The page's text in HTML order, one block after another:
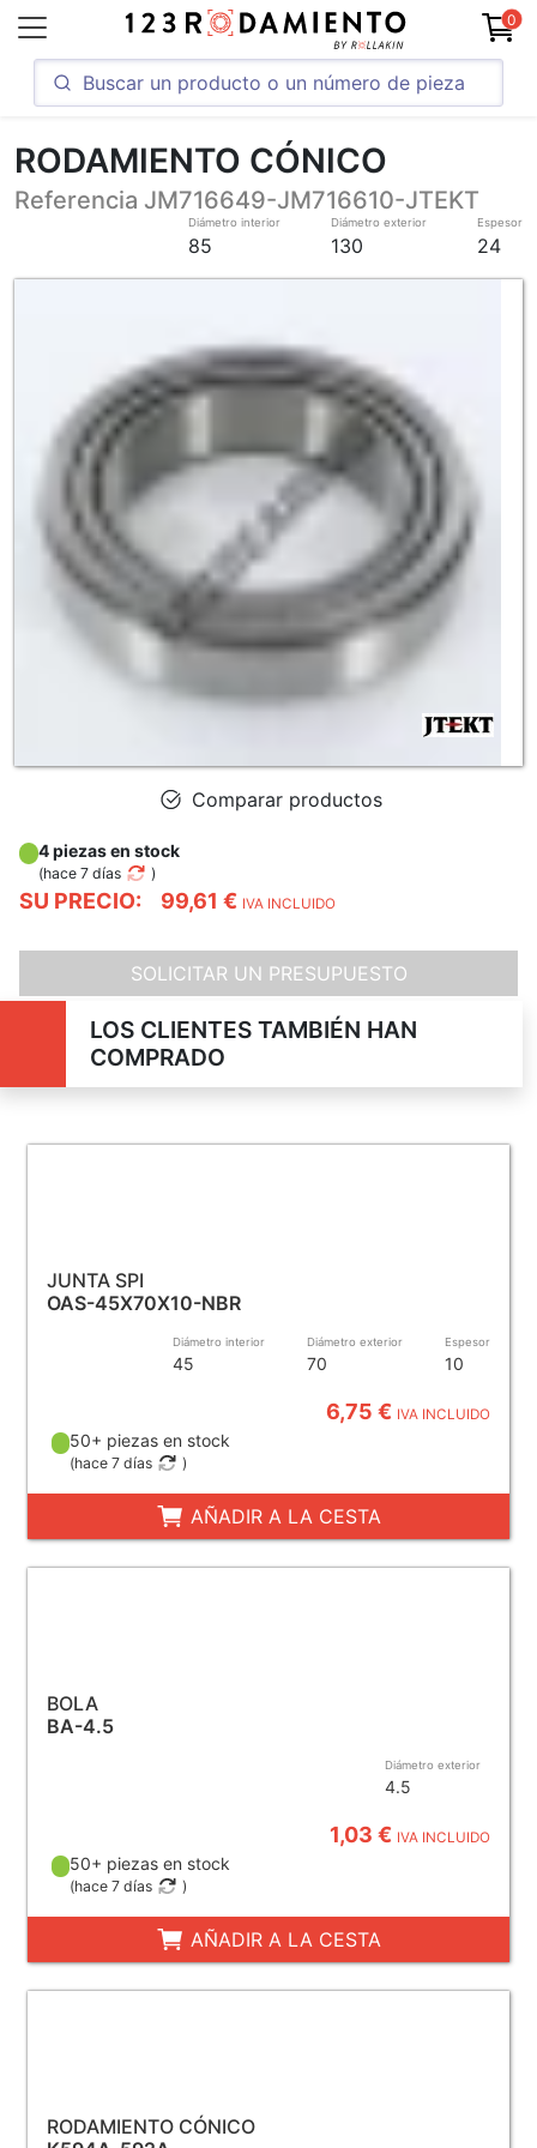
0
RODAMIENTO CÓNICO
Referencia JM716649-JM716610-JTEKT
Diámetro interior
85
Diámetro exterior
130
Espesor
24
Comparar productos
SU PRECIO: 99,61 € IVA INCLUIDO
4 piezas en stock
(hace 7 días )
SOLICITAR UN PRESUPUESTO
LOS CLIENTES TAMBIÉN HAN
COMPRADO
JUNTA SPI
OAS-45X70X10-NBR
Diámetro interior
45
Diámetro exterior
70
Espesor
10
6,75 € IVA INCLUIDO
50+ piezas en stock
(hace 7 días )
AÑADIR A LA CESTA
BOLA
BA-4.5
Diámetro exterior
4.5
1,03 € IVA INCLUIDO
50+ piezas en stock
(hace 7 días )
AÑADIR A LA CESTA
RODAMIENTO CÓNICO